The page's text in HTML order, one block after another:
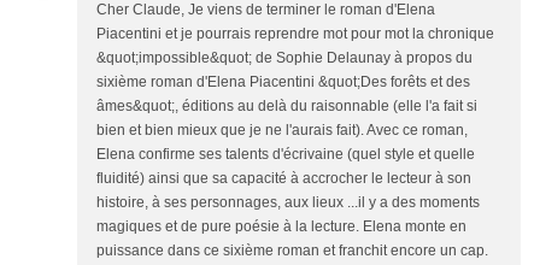
Cher Claude, Je viens de terminer le roman d'Elena
Piacentini et je pourrais reprendre mot pour mot la chronique
&quot;impossible&quot; de Sophie Delaunay à propos du
sixième roman d'Elena Piacentini &quot;Des forêts et des
âmes&quot;, éditions au delà du raisonnable (elle l'a fait si
bien et bien mieux que je ne l'aurais fait). Avec ce roman,
Elena confirme ses talents d'écrivaine (quel style et quelle
fluidité) ainsi que sa capacité à accrocher le lecteur à son
histoire, à ses personnages, aux lieux ...il y a des moments
magiques et de pure poésie à la lecture. Elena monte en
puissance dans ce sixième roman et franchit encore un cap.